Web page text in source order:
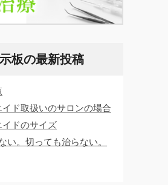
板の最新投稿
イド取扱いのサロンの場合
イドのサイズ
い。切っても治らない。